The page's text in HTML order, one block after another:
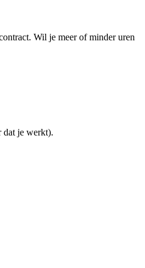
Wil je meer of minder uren
dat je werkt).